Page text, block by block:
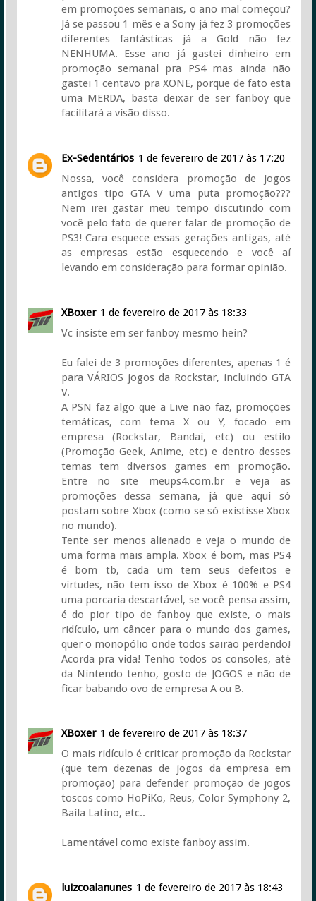
em promoções semanais, o ano mal começou?
Já se passou 1 mês e a Sony já fez 3 promoções
diferentes fantásticas já a Gold não fez
NENHUMA. Esse ano já gastei dinheiro em
promoção semanal pra PS4 mas ainda não
gastei 1 centavo pra XONE, porque de fato esta
uma MERDA, basta deixar de ser fanboy que
facilitará a visão disso.
Ex-Sedentários 1 de fevereiro de 2017 às 17:20
Nossa, você considera promoção de jogos
antigos tipo GTA V uma puta promoção???
Nem irei gastar meu tempo discutindo com
você pelo fato de querer falar de promoção de
PS3! Cara esquece essas gerações antigas, até
as empresas estão esquecendo e você aí
levando em consideração para formar opinião.
XBoxer 1 de fevereiro de 2017 às 18:33
Vc insiste em ser fanboy mesmo hein?
Eu falei de 3 promoções diferentes, apenas 1 é
para VÁRIOS jogos da Rockstar, incluindo GTA
V.
A PSN faz algo que a Live não faz, promoções
temáticas, com tema X ou Y, focado em
empresa (Rockstar, Bandai, etc) ou estilo
(Promoção Geek, Anime, etc) e dentro desses
temas tem diversos games em promoção.
Entre no site meups4.com.br e veja as
promoções dessa semana, já que aqui só
postam sobre Xbox (como se só existisse Xbox
no mundo).
Tente ser menos alienado e veja o mundo de
uma forma mais ampla. Xbox é bom, mas PS4
é bom tb, cada um tem seus defeitos e
virtudes, não tem isso de Xbox é 100% e PS4
uma porcaria descartável, se você pensa assim,
é do pior tipo de fanboy que existe, o mais
ridículo, um câncer para o mundo dos games,
quer o monopólio onde todos sairão perdendo!
Acorda pra vida! Tenho todos os consoles, até
da Nintendo tenho, gosto de JOGOS e não de
ficar babando ovo de empresa A ou B.
XBoxer 1 de fevereiro de 2017 às 18:37
O mais ridículo é criticar promoção da Rockstar
(que tem dezenas de jogos da empresa em
promoção) para defender promoção de jogos
toscos como HoPiKo, Reus, Color Symphony 2,
Baila Latino, etc..
Lamentável como existe fanboy assim.
luizcoalanunes 1 de fevereiro de 2017 às 18:43